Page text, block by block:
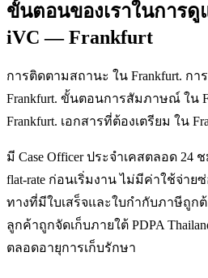
ขั้นตอนของเราในการดู
iVC — Frankfurt
การติดตามสถานะ ใน Frankfurt. ก
Frankfurt. ขั้นตอนการสัมภาษณ์ ใน
Frankfurt. เอกสารที่ต้องเตรียม ใน
มี Case Officer ประจำเคสตลอด 24
flat-rate ก่อนเริ่มงาน ไม่มีค่าใช้จ่าย
ทางที่มีใบเสร็จและใบกำกับภาษีถู
ลูกค้าถูกจัดเก็บภายใต้ PDPA
ตลอดอายุการเก็บรักษา